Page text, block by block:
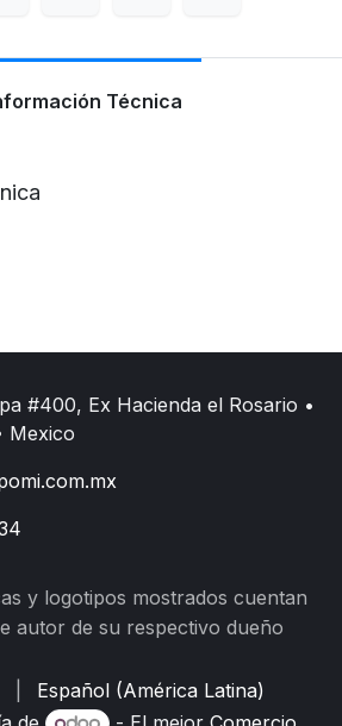
Técnica
#400, Ex Hacienda el Rosario •
Mexico
y logotipos mostrados cuentan
autor de su respectivo dueño
Español (América Latina)